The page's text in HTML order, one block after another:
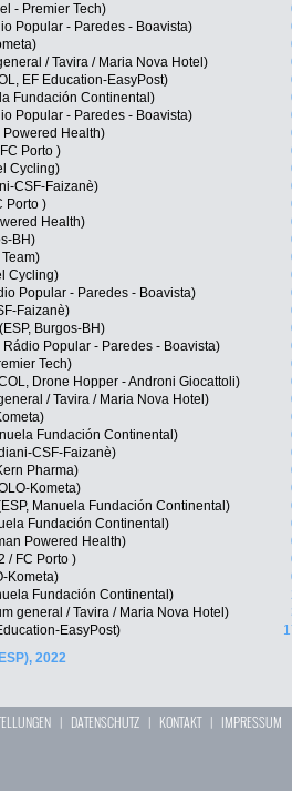
- Premier Tech)
Popular - Paredes - Boavista)
/ Tavira / Maria Nova Hotel)
EF Education-EasyPost)
Fundación Continental)
Popular - Paredes - Boavista)
Powered Health)
Porto )
Cycling)
CSF-Faizanè)
Porto )
Health)
BH)
Cycling)
Popular - Paredes - Boavista)
Faizanè)
Burgos-BH)
Popular - Paredes - Boavista)
Tech)
Drone Hopper - Androni Giocattoli)
/ Tavira / Maria Nova Hotel)
Fundación Continental)
CSF-Faizanè)
Pharma)
Kometa)
Manuela Fundación Continental)
Fundación Continental)
Powered Health)
/ FC Porto )
Kometa)
Fundación Continental)
general / Tavira / Maria Nova Hotel)
EasyPost)
2022
| DATENSCHUTZ | KONTAKT| IMPRESSUM